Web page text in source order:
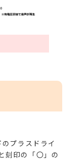
プラスドライ
刻印の「〇」の